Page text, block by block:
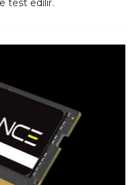
test edilir.